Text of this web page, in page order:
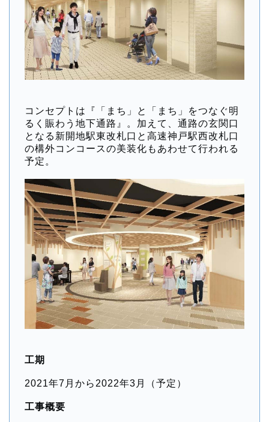
コンセプトは『「まち」と「まち」をつなぐ明
るく賑わう地下通路』。加えて、通路の玄関口
となる新開地駅東改札口と高速神戸駅西改札口
の構外コンコースの美装化もあわせて行われる
予定。
工期
2021年7月から2022年3月（予定）
工事概要